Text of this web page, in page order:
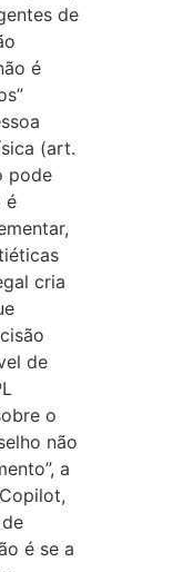
de
é
(art.
pode
é
cria
de
o
não
a
é se a